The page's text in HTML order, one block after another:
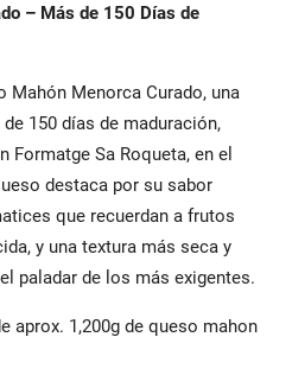
– Más de 150 Días de
Mahón Menorca Curado, una
150 días de maduración,
Formatge Sa Roqueta, en el
destaca por su sabor
que recuerdan a frutos
y una textura más seca y
paladar de los más exigentes.
aprox. 1,200g de queso mahon